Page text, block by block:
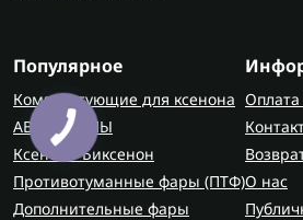
Популярное
Комплектующие для ксенона
АВТОЛАМПЫ
Ксенон / Биксенон
Противотуманные фары (ПТФ)
Дополнительные фары
Оплата
О нас